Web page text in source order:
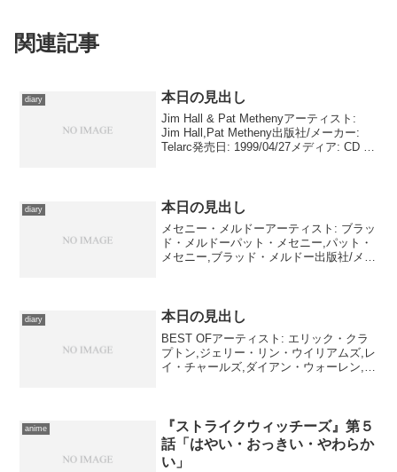
関連記事
diary 本日の見出し
Jim Hall & Pat Methenyアーティスト:
Jim Hall,Pat Metheny出版社/メーカー:
Telarc発売日: 1999/04/27メディア: CD ク
diary 本日の見出し
メセニー・メルドーアーティスト: ブラッ
ド・メルドーパット・メセニー,パット・
メセニー,ブラッド・メルドー出版社/メー
diary 本日の見出し
BEST OFアーティスト: エリック・クラ
プトン,ジェリー・リン・ウイリアムズ,レ
イ・チャールズ,ダイアン・ウォーレン,ト
anime
『ストライクウィッチーズ』第５
話「はやい・おっきい・やわらか
い」